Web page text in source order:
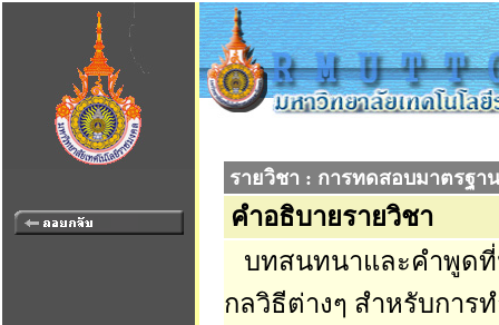
รายวิชา : การทดสอบมาตรฐา
คำอธิบายรายวิชา
บทสนทนาและคำพูดที่
กลวิธีต่างๆ สำหรับการ